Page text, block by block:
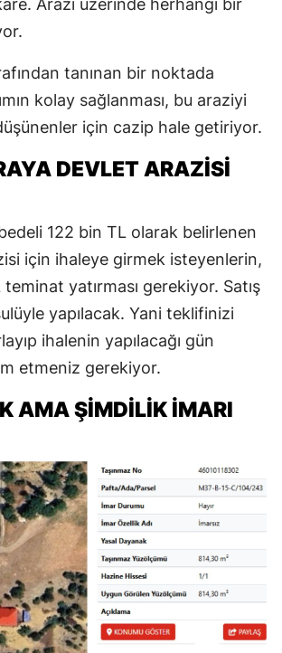
Arazi üzerinde herhangi bir
tanınan bir noktada
kolay sağlanması, bu araziyi
için cazip hale getiriyor.
DEVLET ARAZİSİ
122 bin TL olarak belirlenen
için ihaleye girmek isteyenlerin,
yatırması gerekiyor. Satış
yapılacak. Yani teklifinizi
ihalenin yapılacağı gün
etmeniz gerekiyor.
AMA ŞİMDİLİK İMARI